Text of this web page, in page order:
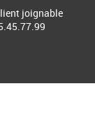
joignable